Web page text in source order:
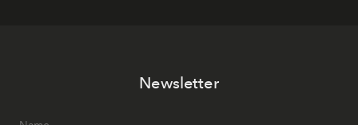
Newsletter